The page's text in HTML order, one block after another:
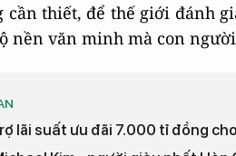
cần thiết, để thế giới đánh
nền văn minh mà con
lãi suất ưu đãi 7.000 tỉ đồng